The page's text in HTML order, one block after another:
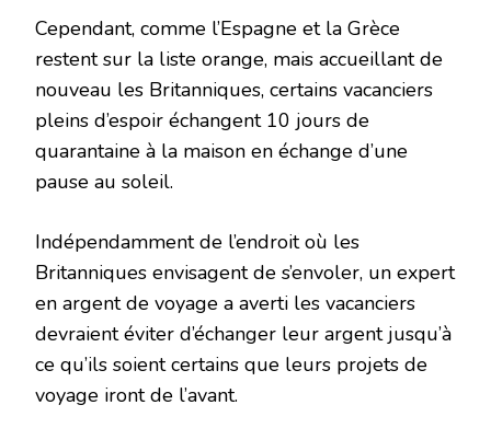
Cependant, comme l’Espagne et la Grèce
restent sur la liste orange, mais accueillant de
nouveau les Britanniques, certains vacanciers
pleins d’espoir échangent 10 jours de
quarantaine à la maison en échange d’une
pause au soleil.
Indépendamment de l’endroit où les
Britanniques envisagent de s’envoler, un expert
en argent de voyage a averti les vacanciers
devraient éviter d’échanger leur argent jusqu’à
ce qu’ils soient certains que leurs projets de
voyage iront de l’avant.